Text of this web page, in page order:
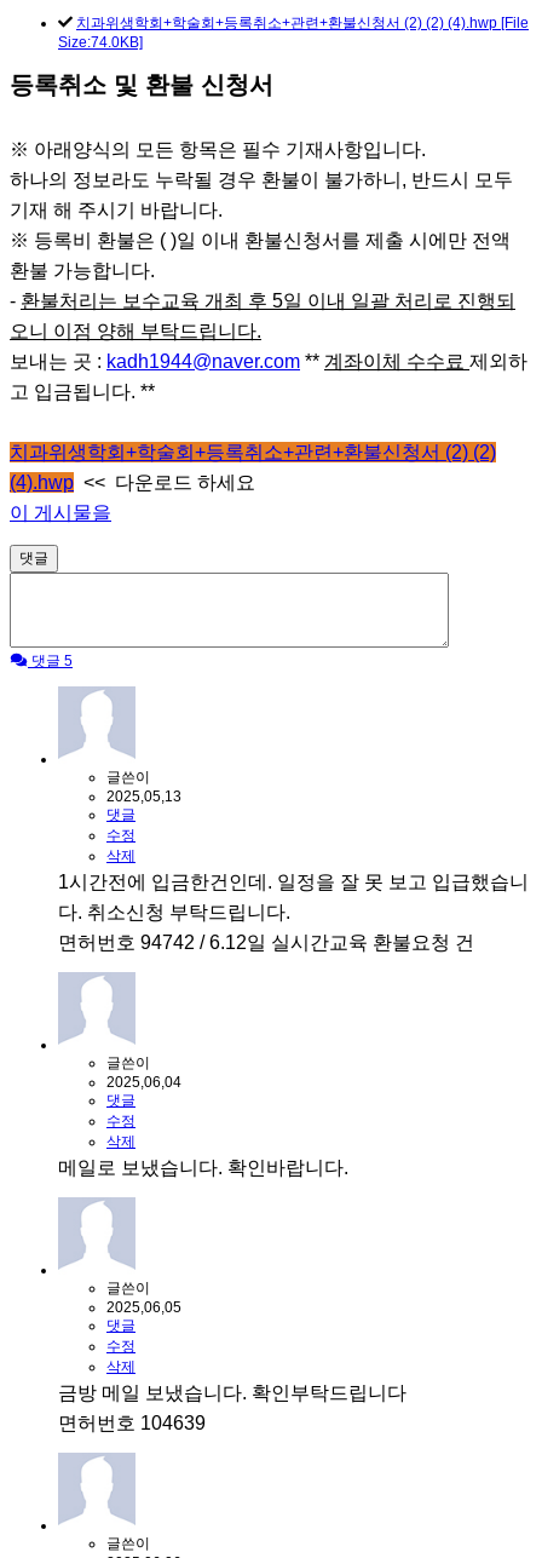
2026-04-23 2026년 등록자들을 위한 대한치과위생학회 상반
2026-02-19 대한치과위생학회 비대면 정기총회_ 2026년 2월
2025-11-02 2025년 하반기 학술집담회 초록입니다.
2025-10-15 2025년 하반기 학술집담회 개최안내 (2025년 11
치과위생학회+학술회+등록취소+관련+환불신청서 (2) (2) (4).hwp [File
Size:74.0KB]
등록취소 및 환불 신청서
※ 아래양식의 모든 항목은 필수 기재사항입니다.
하나의 정보라도 누락될 경우 환불이 불가하니, 반드시 모두
기재 해 주시기 바랍니다.
※ 등록비 환불은 ( )일 이내 환불신청서를 제출 시에만 전액
환불 가능합니다.
- 환불처리는 보수교육 개최 후 5일 이내 일괄 처리로 진행되
오니 이점 양해 부탁드립니다.
보내는 곳 : kadh1944@naver.com ** 계좌이체 수수료 제외하
고 입금됩니다. **
치과위생학회+학술회+등록취소+관련+환불신청서 (2) (2)
(4).hwp << 다운로드 하세요
이 게시물을
댓글
댓글 5
글쓴이
2025,05,13
댓글
수정
삭제
1시간전에 입금한건인데. 일정을 잘 못 보고 입급했습니
다. 취소신청 부탁드립니다.
면허번호 94742 / 6.12일 실시간교육 환불요청 건
글쓴이
2025,06,04
댓글
수정
삭제
메일로 보냈습니다. 확인바랍니다.
글쓴이
2025,06,05
댓글
수정
삭제
금방 메일 보냈습니다. 확인부탁드립니다
면허번호 104639
글쓴이